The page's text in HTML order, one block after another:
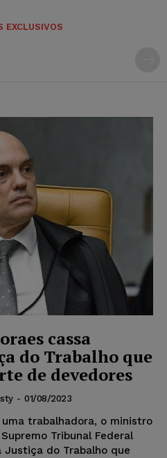
EXCLUSIVOS
cassa
do Trabalho que
de devedores
- 01/08/2023
trabalhadora, o ministro
Tribunal Federal
Justiça do Trabalho que